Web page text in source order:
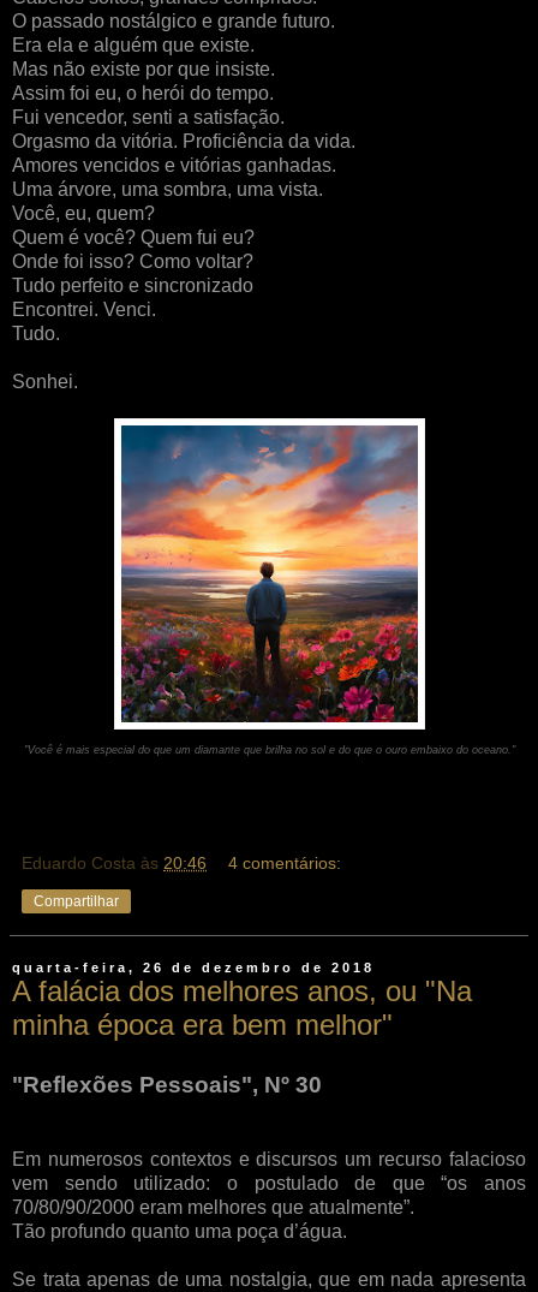
O passado nostálgico e grande futuro.
Era ela e alguém que existe.
Mas não existe por que insiste.
Assim foi eu, o herói do tempo.
Fui vencedor, senti a satisfação.
Orgasmo da vitória. Proficiência da vida.
Amores vencidos e vitórias ganhadas.
Uma árvore, uma sombra, uma vista.
Você, eu, quem?
Quem é você? Quem fui eu?
Onde foi isso? Como voltar?
Tudo perfeito e sincronizado
Encontrei. Venci.
Tudo.
Sonhei.
"Você é mais especial do que um diamante que brilha no sol e do que o ouro embaixo do oceano."
Eduardo Costa às 20:46 4 comentários:
Compartilhar
quarta-feira, 26 de dezembro de 2018
A falácia dos melhores anos, ou "Na
minha época era bem melhor"
"Reflexões Pessoais", Nº 30
Em numerosos contextos e discursos um recurso falacioso
vem sendo utilizado: o postulado de que “os anos
70/80/90/2000 eram melhores que atualmente”.
Tão profundo quanto uma poça d’água.
Se trata apenas de uma nostalgia, que em nada apresenta